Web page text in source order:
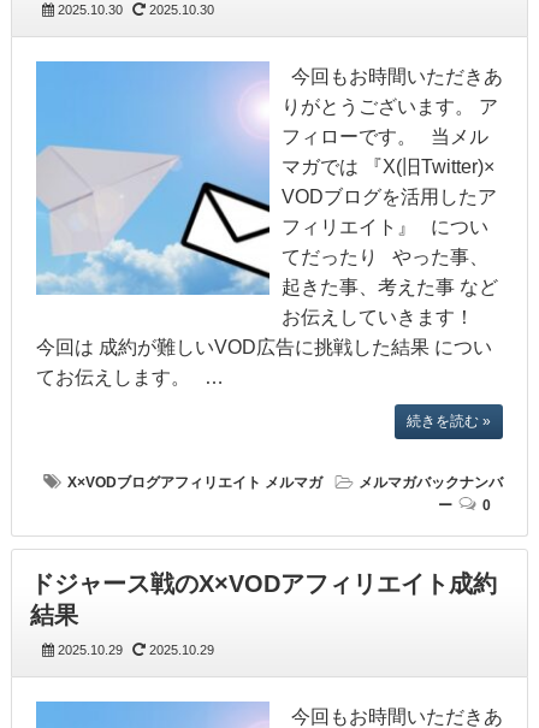
2025.10.30 2025.10.30
今回もお時間いただきあ
りがとうございます。 ア
フィローです。 当メル
マガでは 『X(旧Twitter)×
VODブログを活用したア
フィリエイト』 につい
てだったり やった事、
起きた事、考えた事 など
お伝えしていきます！
今回は 成約が難しいVOD広告に挑戦した結果 につい
てお伝えします。 …
続きを読む »
X×VODブログアフィリエイト メルマガ
メルマガバックナンバ
ー
0
ドジャース戦のX×VODアフィリエイト成約
結果
2025.10.29 2025.10.29
今回もお時間いただきあ